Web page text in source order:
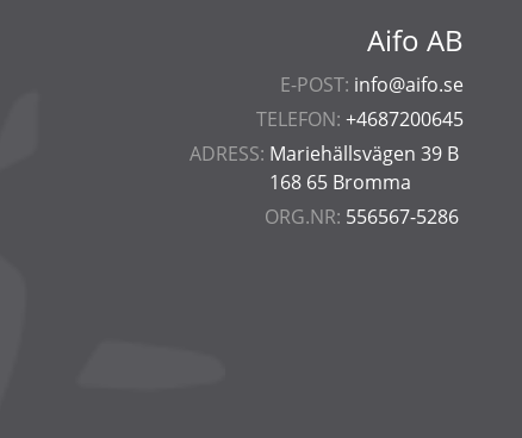
Aifo AB
E-POST: info@aifo.se
TELEFON: +4687200645
ADRESS: Mariehällsvägen 39 B
168 65 Bromma
ORG.NR: 556567-5286